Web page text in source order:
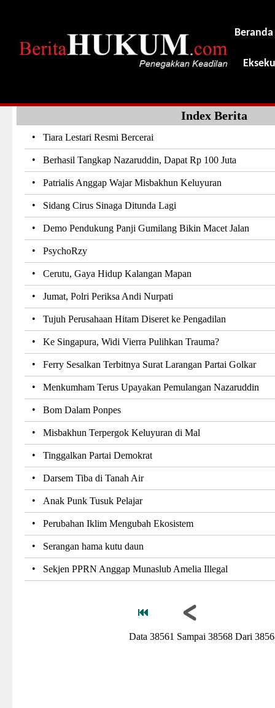
Beranda
Index Berita
• Tiara Lestari Resmi Bercerai
• Berhasil Tangkap Nazaruddin, Dapat Rp 100 Juta
• Patrialis Anggap Wajar Misbakhun Keluyuran
• Sidang Cirus Sinaga Ditunda Lagi
• Demo Pendukung Panji Gumilang Bikin Macet Jalan
• PsychoRzy
• Cerutu, Gaya Hidup Kalangan Mapan
• Jumat, Polri Periksa Andi Nurpati
• Tujuh Perusahaan Hitam Diseret ke Pengadilan
• Ke Singapura, Widi Vierra Pulihkan Trauma?
• Ferry Sesalkan Terbitnya Surat Larangan Partai Golkar
• Menkumham Terus Upayakan Pemulangan Nazaruddin
• Bom Dalam Ponpes
• Misbakhun Terpergok Keluyuran di Mal
• Tinggalkan Partai Demokrat
• Darsem Tiba di Tanah Air
• Anak Punk Tusuk Pelajar
• Perubahan Iklim Mengubah Ekosistem
• Serangan hama kutu daun
• Sekjen PPRN Anggap Munaslub Amelia Illegal
Data 38561 Sampai 38568 Dari